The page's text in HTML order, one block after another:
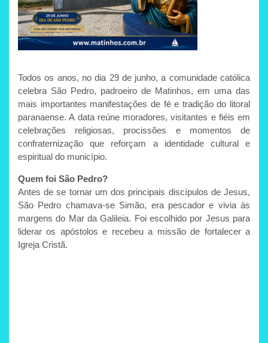
Todos os anos, no dia 29 de junho, a comunidade católica
celebra São Pedro, padroeiro de Matinhos, em uma das
mais importantes manifestações de fé e tradição do litoral
paranaense. A data reúne moradores, visitantes e fiéis em
celebrações religiosas, procissões e momentos de
confraternização que reforçam a identidade cultural e
espiritual do município.
Quem foi São Pedro?
Antes de se tornar um dos principais discípulos de Jesus,
São Pedro chamava-se Simão, era pescador e vivia às
margens do Mar da Galileia. Foi escolhido por Jesus para
liderar os apóstolos e recebeu a missão de fortalecer a
Igreja Cristã.